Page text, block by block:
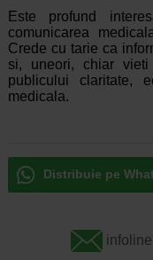
Este profund
comunicarea
Crede cu tarie ca
si, uneori, chiar
publicului claritate,
medicala.
Distribuie pe